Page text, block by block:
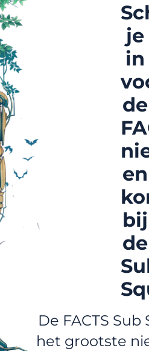
je
in
de
en
bij
de
De FACTS
het grootste